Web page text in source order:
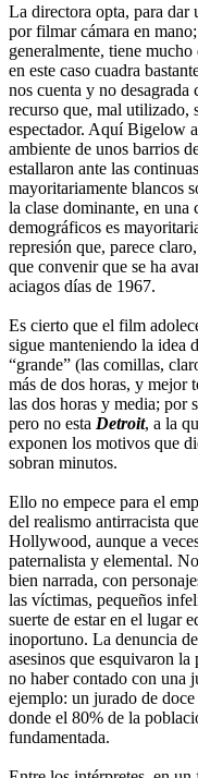
La directora opta, para dar
por filmar cámara en
generalmente, tiene
en este caso cuadra
nos cuenta y no desagrada
recurso que, mal utilizado,
espectador. Aquí Bigelow
ambiente de unos barrios
estallaron ante las
mayoritariamente blancos
la clase dominante, en una
demográficos es
represión que, parece
que convenir que se ha
aciagos días de 1967.
Es cierto que el film
sigue manteniendo la idea
“grande” (las comillas,
más de dos horas, y mejor
las dos horas y media; por
pero no esta Detroit, a la
exponen los motivos que
sobran minutos.
Ello no empece para el
del realismo antirracista
Hollywood, aunque a
paternalista y elemental.
bien narrada, con
las víctimas, pequeños
suerte de estar en el lugar
inoportuno. La denuncia
asesinos que esquivaron
no haber contado con una
ejemplo: un jurado de
donde el 80% de la
fundamentada.